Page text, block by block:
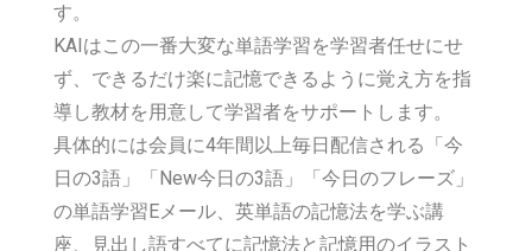
す。
KAIはこの一番大変な単語学習を学習者任せにせ
ず、できるだけ楽に記憶できるように覚え方を指
導し教材を用意して学習者をサポートします。
具体的には会員に4年間以上毎日配信される「今
日の3語」「New今日の3語」「今日のフレーズ」
の単語学習Eメール、英単語の記憶法を学ぶ講
座、見出し語すべてに記憶法と記憶用のイラスト